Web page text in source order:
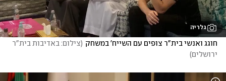
גלריה
חוגג ואנשי בית"ר צופים עם השייח' במשחק (
ירושלים )